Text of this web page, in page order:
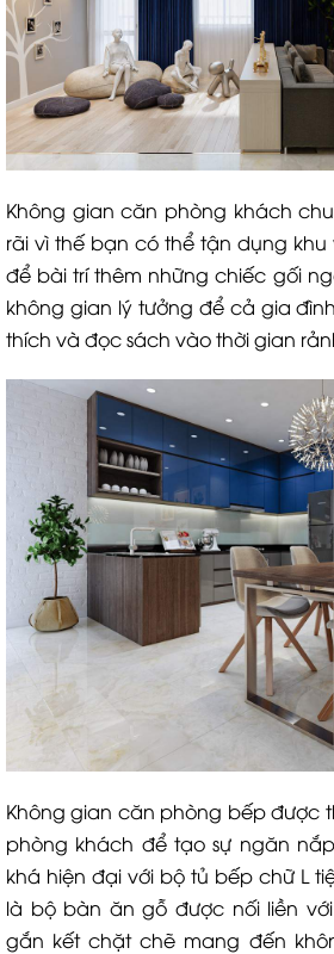
Không gian căn phòng khách
rãi vì thế bạn có thể tận dụng khu
để bài trí thêm những chiếc gối
không gian lý tưởng để cả gia
thích và đọc sách vào thời gian
Không gian căn phòng bếp được
phòng khách để tạo sự ngăn
khá hiện đại với bộ tủ bếp chữ L
là bộ bàn ăn gỗ được nối liền
gắn kết chặt chẽ mang đến